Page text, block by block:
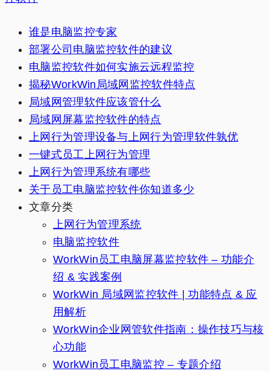
谁是电脑监控专家
部署公司电脑监控软件的建议
电脑监控软件如何实施云远程监控
揭秘WorkWin局域网监控软件特点
局域网管理软件应该管什么
局域网屏幕监控软件的特点
上网行为管理设备与上网行为管理软件孰优
一键式员工上网行为管理
上网行为管理系统有哪些
关于员工电脑监控软件你知道多少
文章分类
上网行为管理系统
电脑监控软件
WorkWin员工电脑屏幕监控软件 – 功能介
绍 & 实践案例
WorkWin 局域网监控软件 | 功能特点 & 应
用解析
WorkWin企业网管软件指南：操作技巧与核
心功能
WorkWin员工电脑监控 – 专题介绍